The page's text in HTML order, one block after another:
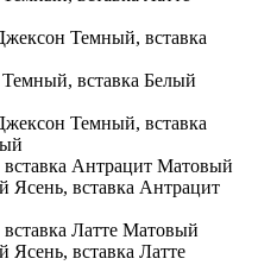
Темный, вставка
Темный, вставка
Ясень, вставка Антрацит
вставка Латте